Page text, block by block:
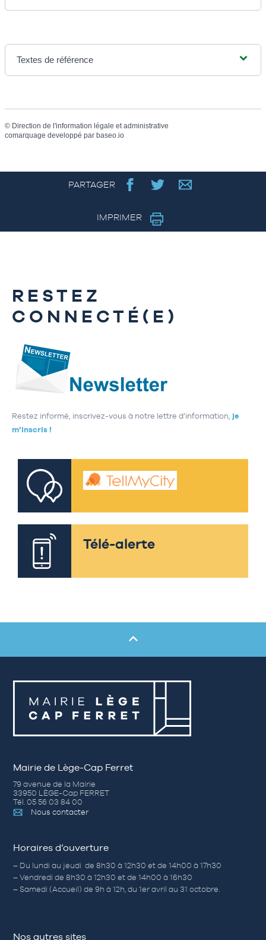
Textes de référence
© Direction de l'information légale et administrative
comarquage developpé par baseo.io
PARTAGER
IMPRIMER
RESTEZ
CONNECTÉ(E)
Restez informé, inscrivez-vous à notre lettre d’information, je
m’inscris !
Télé-alerte
Mairie de Lège-Cap Ferret
79 avenue de la Mairie
33950 LÈGE-Cap FERRET
Tél. 05 56 03 84 00
Nous contacter
Horaires d’ouverture
– Du lundi au jeudi de 8h30 à 12h30 et de 14h00 à 17h30
– Vendredi de 8h30 à 12h30 et de 14h00 à 16h30
– Samedi (Accueil) de 9h à 12h, du 1er avril au 31 octobre.
Nos autres sites